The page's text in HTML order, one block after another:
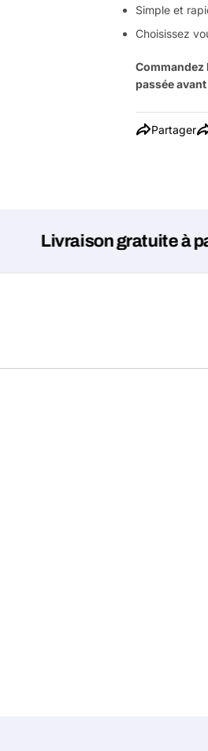
Simple et
Choisissez
Commandez
passée
Partager
Livraison gratuite à partir